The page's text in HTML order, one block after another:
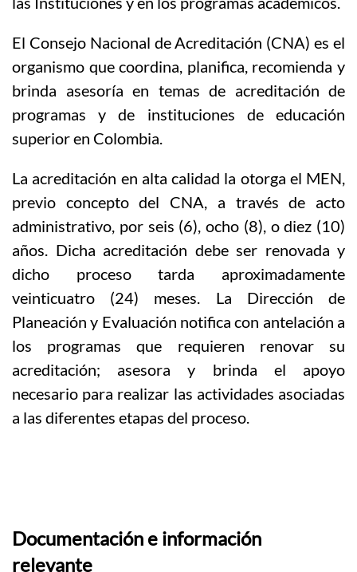
El Consejo Nacional de Acreditación (CNA) es el
organismo que coordina, planifica, recomienda y
brinda asesoría en temas de acreditación de
programas y de instituciones de educación
superior en Colombia.
La acreditación en alta calidad la otorga el MEN,
previo concepto del CNA, a través de acto
administrativo, por seis (6), ocho (8), o diez (10)
años. Dicha acreditación debe ser renovada y
dicho proceso tarda aproximadamente
veinticuatro (24) meses. La Dirección de
Planeación y Evaluación notifica con antelación a
los programas que requieren renovar su
acreditación; asesora y brinda el apoyo
necesario para realizar las actividades asociadas
a las diferentes etapas del proceso.
Documentación e información
relevante